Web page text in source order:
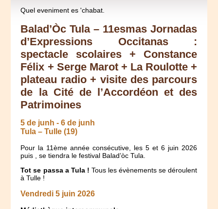
Quel eveniment es 'chabat.
Balad’Òc Tula – 11esmas Jornadas
d’Expressions Occitanas :
spectacle scolaires + Constance
Félix + Serge Marot + La Roulotte +
plateau radio + visite des parcours
de la Cité de l’Accordéon et des
Patrimoines
5 de junh -6 de junh
Tula – Tulle (19)
Pour la 11ème année consécutive, les 5 et 6 juin 2026
puis , se tiendra le festival Balad’òc Tula.
Tot se passa a Tula ! Tous les évènements se déroulent
à Tulle !
Vendredi 5 juin 2026